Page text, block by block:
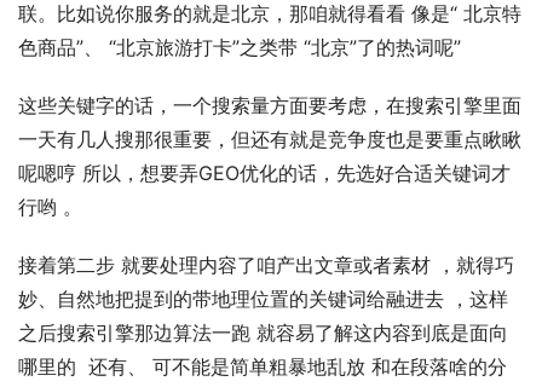
联。比如说你服务的就是北京，那咱就得看看 像是“ 北京特
色商品”、 “北京旅游打卡”之类带 “北京”了的热词呢”
这些关键字的话，一个搜索量方面要考虑，在搜索引擎里面
一天有几人搜那很重要，但还有就是竞争度也是要重点瞅瞅
呢嗯哼 所以，想要弄GEO优化的话，先选好合适关键词才
行哟 。
接着第二步 就要处理内容了咱产出文章或者素材 ，就得巧
妙、自然地把提到的带地理位置的关键词给融进去 ，这样
之后搜索引擎那边算法一跑 就容易了解这内容到底是面向
哪里的  还有、 可不能是简单粗暴地乱放 和在段落啥的分